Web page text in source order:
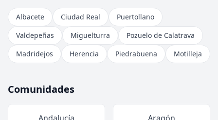
Albacete Ciudad Real
Puertollano
Valdepeñas
Miguelturra
Pozuelo de Calatrava
Madridejos
Herencia Piedrabuena Motilleja
Comunidades